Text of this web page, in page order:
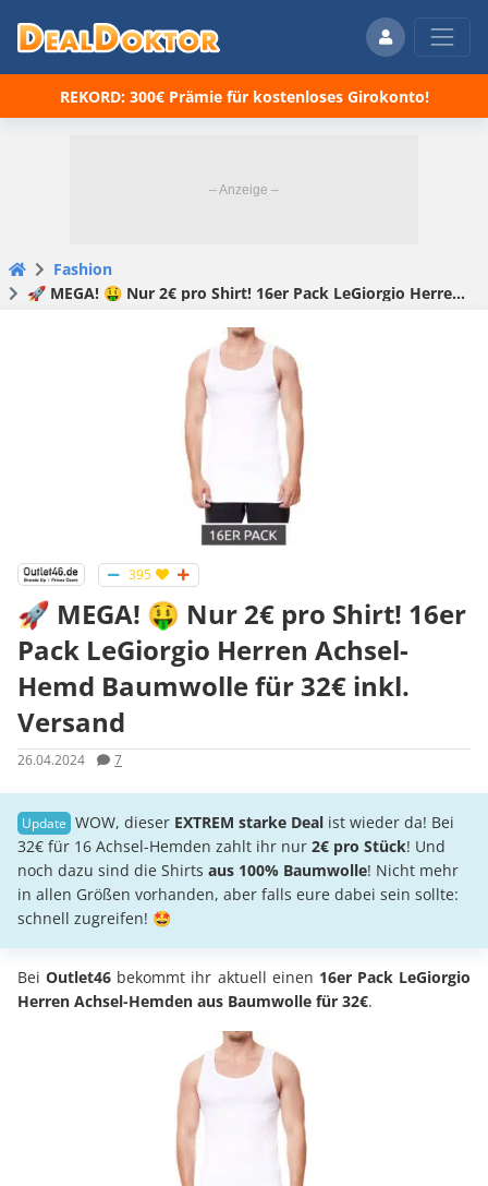
REKORD: 300€ Prämie für kostenloses Girokonto!
Fashion
🚀 MEGA! 🤑 Nur 2€ pro Shirt! 16er Pack LeGiorgio Herren Achsel-Hemd Baumwolle für 32€ inkl. Versand
395
🚀 MEGA! 🤑 Nur 2€ pro Shirt! 16er
Pack LeGiorgio Herren Achsel-
Hemd Baumwolle für 32€ inkl.
Versand
26.04.2024 7
WOW, dieser EXTREM starke Deal ist wieder da! Bei
32€ für 16 Achsel-Hemden zahlt ihr nur 2€ pro Stück! Und
noch dazu sind die Shirts aus 100% Baumwolle! Nicht mehr
in allen Größen vorhanden, aber falls eure dabei sein sollte:
schnell zugreifen! 🤩
BeiOutlet46 bekommt ihr aktuell einen 16er Pack LeGiorgio
Herren Achsel-Hemden aus Baumwolle für 32€.